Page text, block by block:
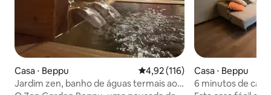
Casa ⋅ Beppu 4,92 de uma avaliação média de
4,92 (116)
Jardim zen, banho de águas termais ao
Casa ⋅ Beppu
6 minutos de